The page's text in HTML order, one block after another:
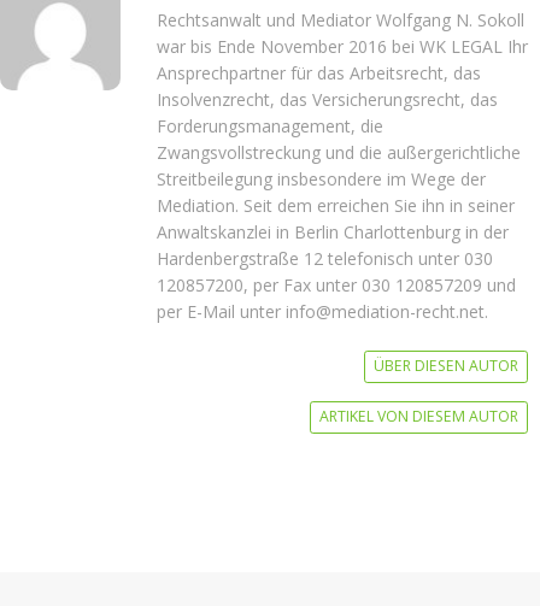
Rechtsanwalt und Mediator Wolfgang N. Sokoll
war bis Ende November 2016 bei WK LEGAL Ihr
Ansprechpartner für das Arbeitsrecht, das
Insolvenzrecht, das Versicherungsrecht, das
Forderungsmanagement, die
Zwangsvollstreckung und die außergerichtliche
Streitbeilegung insbesondere im Wege der
Mediation. Seit dem erreichen Sie ihn in seiner
Anwaltskanzlei in Berlin Charlottenburg in der
Hardenbergstraße 12 telefonisch unter 030
120857200, per Fax unter 030 120857209 und
per E-Mail unter info@mediation-recht.net.
ÜBER DIESEN AUTOR
ARTIKEL VON DIESEM AUTOR